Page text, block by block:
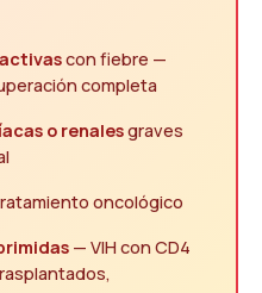
con fiebre —
completa
o renalesgraves
oncológico
— VIH con CD4